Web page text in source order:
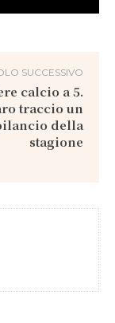
SUCCESSIVO
calcio a 5.
traccio un
della
stagione